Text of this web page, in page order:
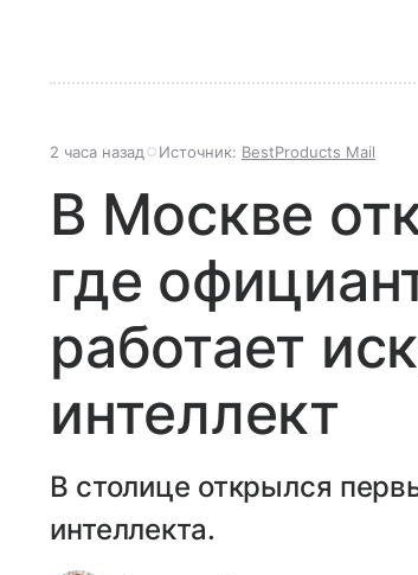
2 часа назад Источник: BestProducts Mail
В Москве
где
работает
интеллект
В столице открылся
интеллекта.